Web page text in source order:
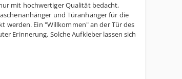
mit hochwertiger Qualität bedacht,
und Türanhänger für die
werden. Ein "Willkommen" an der Tür des
Erinnerung. Solche Aufkleber lassen sich